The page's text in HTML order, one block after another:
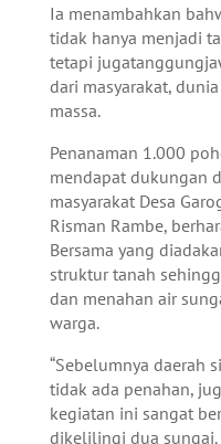
Ia menambahkan
tidak hanya menjadi
tetapi
dari masyarakat,
massa.
Penanaman 1.000
mendapat dukungan
masyarakat Desa
Risman Rambe,
Bersama yang
struktur tanah
dan menahan air
warga.
“Sebelumnya daerah
tidak ada penahan,
kegiatan ini sangat
dikelilingi dua sungai.